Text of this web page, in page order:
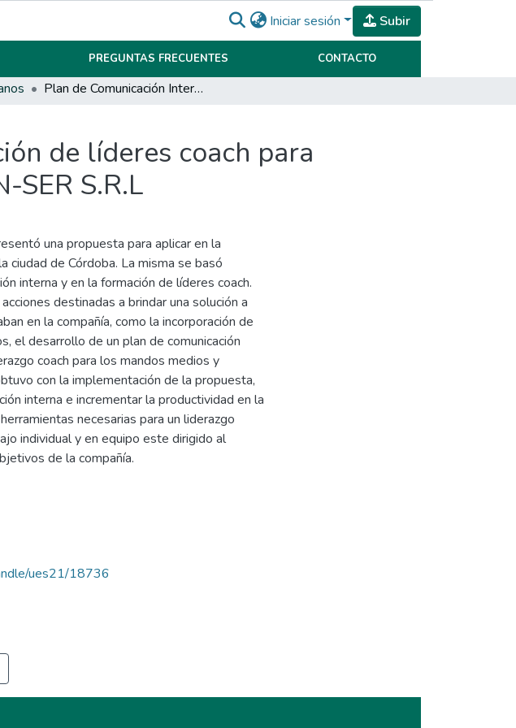
Iniciar sesión Subir
PREGUNTAS FRECUENTES CONTACTO
Plan de Comunicación Interna y formación de líderes coach para empresa metalúrgica de Córdoba, MAN-SER S.R.L
de líderes coach para
SER S.R.L
una propuesta para aplicar en la
ciudad de Córdoba. La misma se basó
interna y en la formación de líderes coach.
destinadas a brindar una solución a
en la compañía, como la incorporación de
el desarrollo de un plan de comunicación
coach para los mandos medios y
con la implementación de la propuesta,
interna e incrementar la productividad en la
necesarias para un liderazgo
individual y en equipo este dirigido al
de la compañía.
ues21/18736